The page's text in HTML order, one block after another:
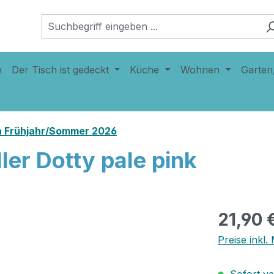
Der Tisch ist gedeckt Küche Wohnen
Frühjahr/Sommer 2026
Dotty pale pink
21,90
Preise inkl.